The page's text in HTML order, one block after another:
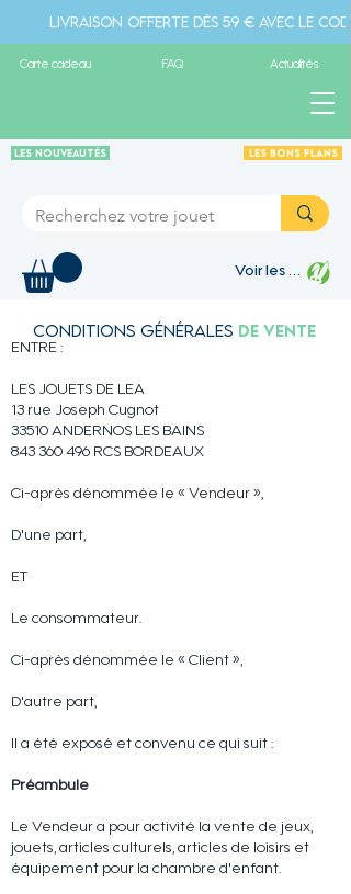
Livraison offerte dès 59 € avec le
Carte cadeau FAQ Actualités
Les Nouveautés Les Bons plans
Voir les points
Conditions générales de vente
ENTRE :
LES JOUETS DE LEA
13 rue Joseph Cugnot
33510 ANDERNOS LES BAINS
843 360 496 RCS BORDEAUX
Ci-après dénommée le « Vendeur »,
D'une part,
ET
Le consommateur.
Ci-après dénommée le « Client »,
D'autre part,
Il a été exposé et convenu ce qui suit :
Préambule
Le Vendeur a pour activité la vente de jeux,
jouets, articles culturels, articles de loisirs et
équipement pour la chambre d'enfant.